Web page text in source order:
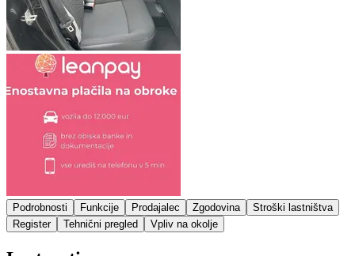
Podrobnosti Funkcije Prodajalec Zgodovina
Stroški lastništva
Register
Tehnični pregled Vpliv na okolje